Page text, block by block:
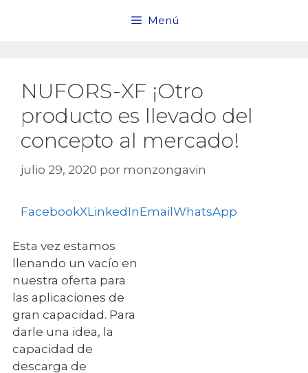
Menú
NUFORS-XF ¡Otro
producto es llevado del
concepto al mercado!
julio 29, 2020 por monzongavin
FacebookXLinkedInEmailWhatsApp
Esta vez estamos
llenando un vacío en
nuestra oferta para
las aplicaciones de
gran capacidad. Para
darle una idea, la
capacidad de
descarga de